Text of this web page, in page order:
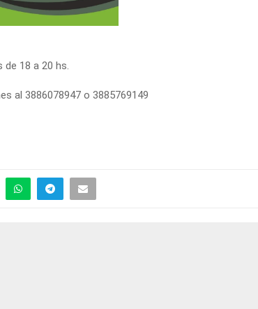
18 a 20 hs.
al 3886078947 o 3885769149